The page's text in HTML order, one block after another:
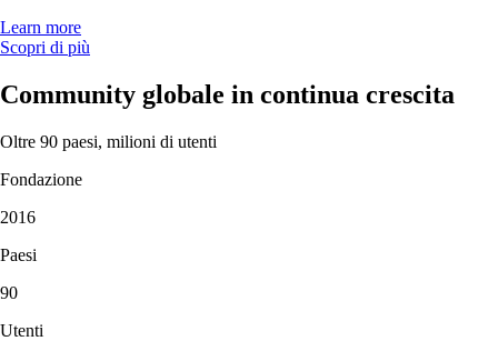
Learn more
Scopri di più
Community globale in continua crescita
Oltre 90 paesi, milioni di utenti
Fondazione
2016
Paesi
90
Utenti